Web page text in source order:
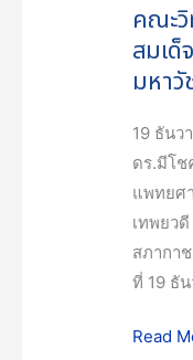
คณะ
สมเด็
มหาวั
19 ธันว
ดร.มีโ
แพทยศ
เทพยว
สภากา
ที่ 19 ธั
นทิ
รา
เทพย
วดี
กรม
หลวง
ราช
สา
ริณี
พัชร
Read